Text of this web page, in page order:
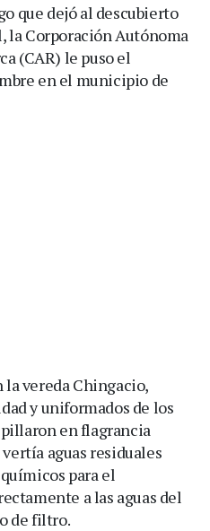
que dejó al descubierto
la Corporación Autónoma
(CAR) le puso el
en el municipio de
vereda Chingacio,
y uniformados de los
en flagrancia
aguas residuales
para el
a las aguas del
de filtro.